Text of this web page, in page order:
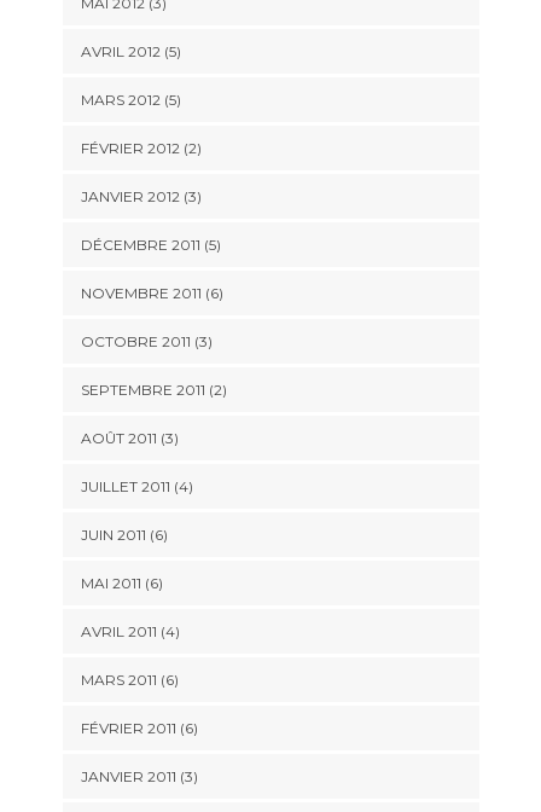
AVRIL 2012(5)
MARS 2012(5)
FÉVRIER 2012(2)
JANVIER 2012(3)
DÉCEMBRE 2011 (5)
NOVEMBRE 2011 (6)
OCTOBRE 2011 (3)
SEPTEMBRE 2011 (2)
AOÛT 2011 (3)
JUILLET 2011 (4)
JUIN 2011 (6)
MAI 2011 (6)
AVRIL 2011 (4)
MARS 2011 (6)
FÉVRIER 2011 (6)
JANVIER 2011 (3)